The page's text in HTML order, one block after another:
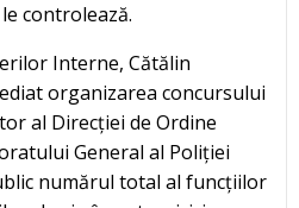
controlează.
Interne, Cătălin
organizarea concursului
al Direcției de Ordine
General al Poliției
numărul total al funcțiilor